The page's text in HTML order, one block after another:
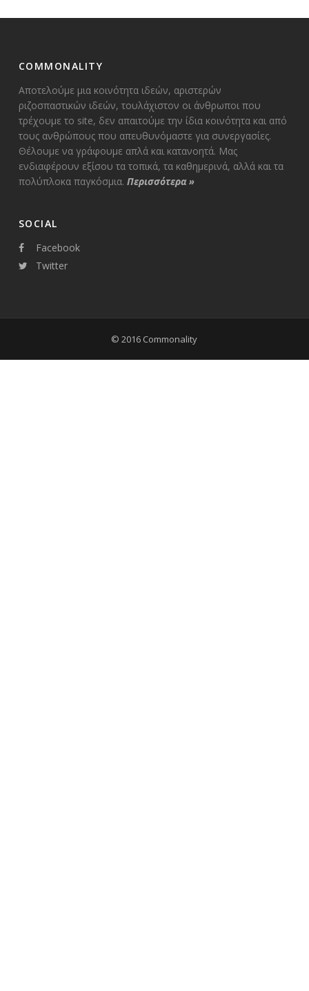
COMMONALITY
Αποτελούμε μια κοινότητα ιδεών, αριστερών
ριζοσπαστικών ιδεών, τουλάχιστον οι άνθρωποι που
τρέχουμε το site, δεν απαιτούμε την ίδια κοινότητα και από
τους ανθρώπους που απευθυνόμαστε για συνεργασίες.
Θέλουμε να γράφουμε απλά και κατανοητά. Μας
ενδιαφέρουν εξίσου τα τοπικά, τα καθημερινά, αλλά και τα
πολύπλοκα παγκόσμια. Περισσότερα»
SOCIAL
Facebook
Twitter
© 2016 Commonality